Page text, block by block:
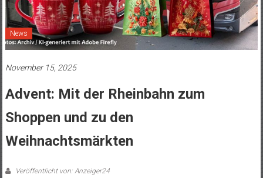
News
November 15, 2025
Advent: Mit der Rheinbahn zum
Shoppen und zu den
Weihnachtsmärkten
Veröffentlicht von: Anzeiger24